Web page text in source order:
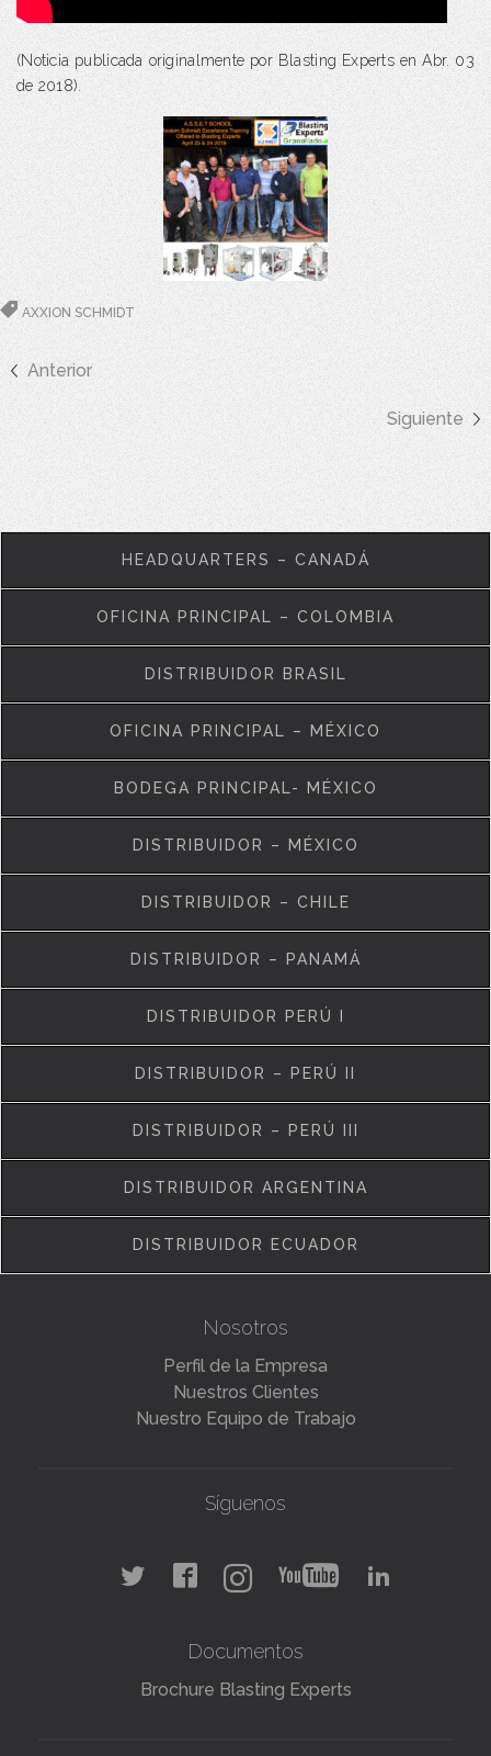
(Noticia publicada originalmente por Blasting Experts en Abr. 03
de 2018).
AXXION SCHMIDT
Anterior
Siguiente
HEADQUARTERS – CANADÁ
OFICINA PRINCIPAL – COLOMBIA
DISTRIBUIDOR BRASIL
OFICINA PRINCIPAL – MÉXICO
BODEGA PRINCIPAL- MÉXICO
DISTRIBUIDOR – MÉXICO
DISTRIBUIDOR – CHILE
DISTRIBUIDOR – PANAMÁ
DISTRIBUIDOR PERÚ I
DISTRIBUIDOR – PERÚ II
DISTRIBUIDOR – PERÚ III
DISTRIBUIDOR ARGENTINA
DISTRIBUIDOR ECUADOR
Nosotros
Perfil de la Empresa
Nuestros Clientes
Nuestro Equipo de Trabajo
Síguenos
Documentos
Brochure Blasting Experts